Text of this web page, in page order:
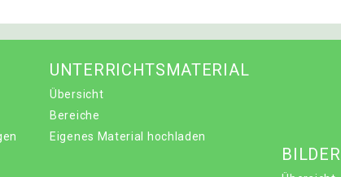
UNTERRICHTSMATERIAL
Übersicht
Bereiche
Eigenes Material hochladen
BILDER